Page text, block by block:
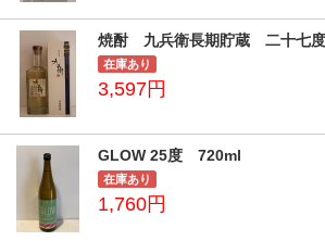
焼酎 九兵衛長期貯蔵 二十七
在庫あり
3,597円
GLOW 25度 720ml
在庫あり
1,760円